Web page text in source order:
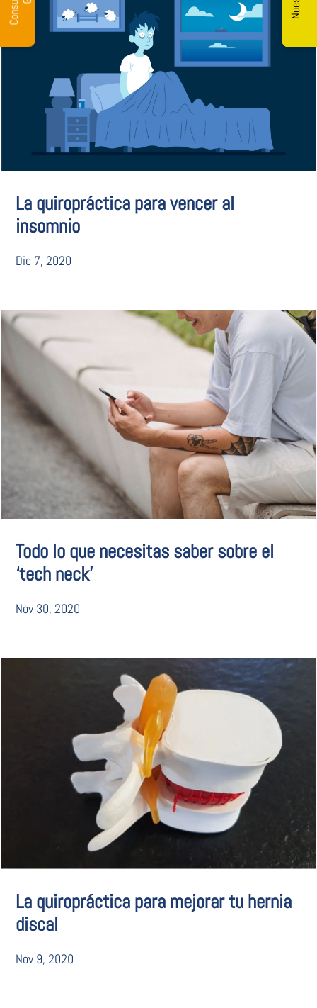
La quiropráctica para vencer al
insomnio
Dic 7, 2020
Todo lo que necesitas saber sobre el
‘tech neck’
Nov 30, 2020
La quiropráctica para mejorar tu hernia
discal
Nov 9, 2020